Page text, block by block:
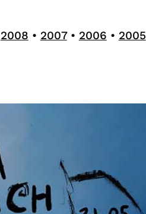
2008 • 2007• 2006 • 2005